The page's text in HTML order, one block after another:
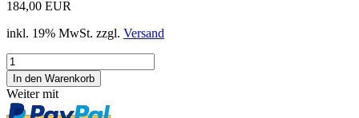
184,00 EUR
inkl. 19% MwSt. zzgl. Versand
Weiter mit